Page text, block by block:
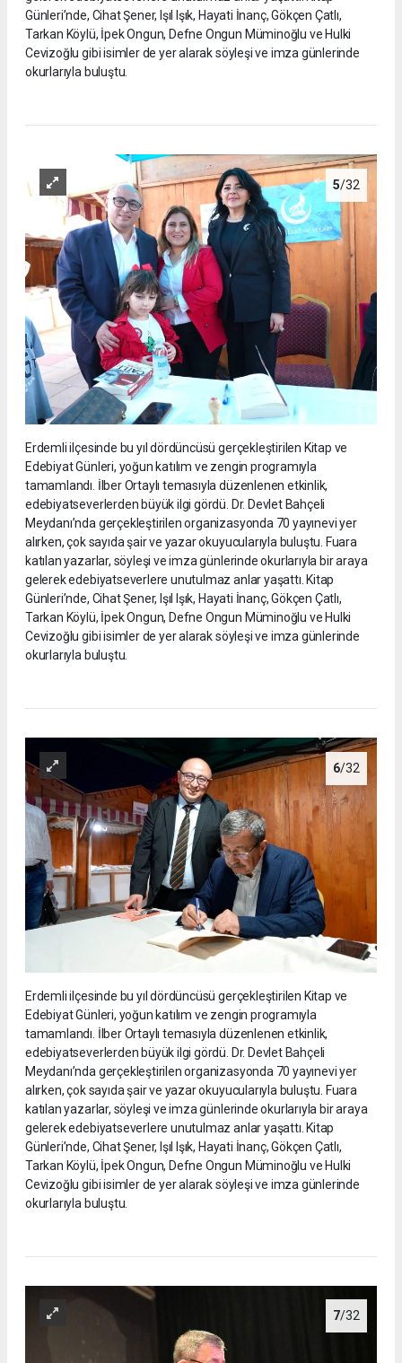
Günleri’nde, Cihat Şener, Işıl Işık, Hayati İnanç, Gökçen Çatlı,
Tarkan Köylü, İpek Ongun, Defne Ongun Müminoğlu ve Hulki
Cevizoğlu gibi isimler de yer alarak söyleşi ve imza günlerinde
okurlarıyla buluştu.
5/32
Erdemli ilçesinde bu yıl dördüncüsü gerçekleştirilen Kitap ve
Edebiyat Günleri, yoğun katılım ve zengin programıyla
tamamlandı. İlber Ortaylı temasıyla düzenlenen etkinlik,
edebiyatseverlerden büyük ilgi gördü. Dr. Devlet Bahçeli
Meydanı’nda gerçekleştirilen organizasyonda 70 yayınevi yer
alırken, çok sayıda şair ve yazar okuyucularıyla buluştu. Fuara
katılan yazarlar, söyleşi ve imza günlerinde okurlarıyla bir araya
gelerek edebiyatseverlere unutulmaz anlar yaşattı. Kitap
Günleri’nde, Cihat Şener, Işıl Işık, Hayati İnanç, Gökçen Çatlı,
Tarkan Köylü, İpek Ongun, Defne Ongun Müminoğlu ve Hulki
Cevizoğlu gibi isimler de yer alarak söyleşi ve imza günlerinde
okurlarıyla buluştu.
6/32
Erdemli ilçesinde bu yıl dördüncüsü gerçekleştirilen Kitap ve
Edebiyat Günleri, yoğun katılım ve zengin programıyla
tamamlandı. İlber Ortaylı temasıyla düzenlenen etkinlik,
edebiyatseverlerden büyük ilgi gördü. Dr. Devlet Bahçeli
Meydanı’nda gerçekleştirilen organizasyonda 70 yayınevi yer
alırken, çok sayıda şair ve yazar okuyucularıyla buluştu. Fuara
katılan yazarlar, söyleşi ve imza günlerinde okurlarıyla bir araya
gelerek edebiyatseverlere unutulmaz anlar yaşattı. Kitap
Günleri’nde, Cihat Şener, Işıl Işık, Hayati İnanç, Gökçen Çatlı,
Tarkan Köylü, İpek Ongun, Defne Ongun Müminoğlu ve Hulki
Cevizoğlu gibi isimler de yer alarak söyleşi ve imza günlerinde
okurlarıyla buluştu.
7/32